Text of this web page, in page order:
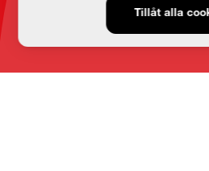
Tillåt alla